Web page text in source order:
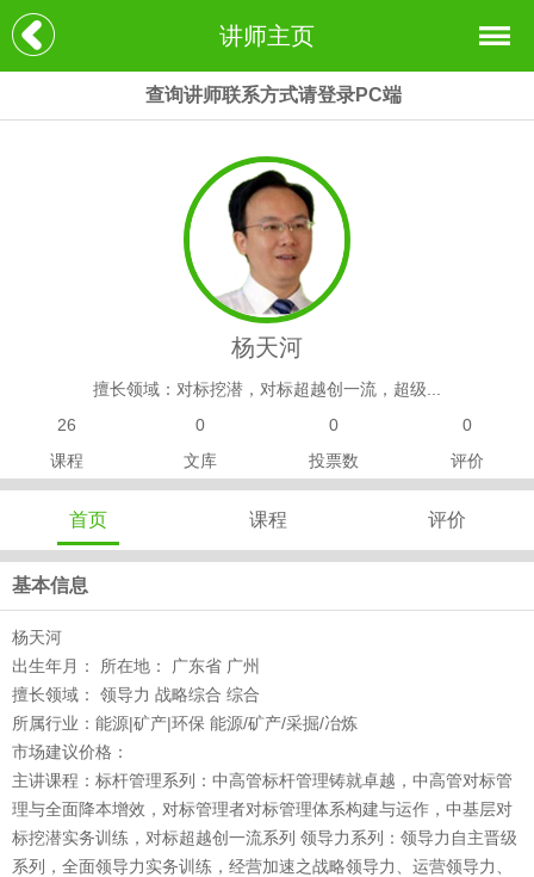
讲师主页
查询讲师联系方式请登录PC端
杨天河
擅长领域：对标挖潜，对标超越创一流，超级...
26
0 0
0
课程
文库 投票数 评价
首页 课程 评价
基本信息
杨天河
出生年月： 所在地： 广东省 广州
擅长领域： 领导力 战略综合 综合
所属行业：能源|矿产|环保 能源/矿产/采掘/冶炼
市场建议价格：
主讲课程：标杆管理系列：中高管标杆管理铸就卓越，中高管对标管
理与全面降本增效，对标管理者对标管理体系构建与运作，中基层对
标挖潜实务训练，对标超越创一流系列 领导力系列：领导力自主晋级
系列，全面领导力实务训练，经营加速之战略领导力、运营领导力、